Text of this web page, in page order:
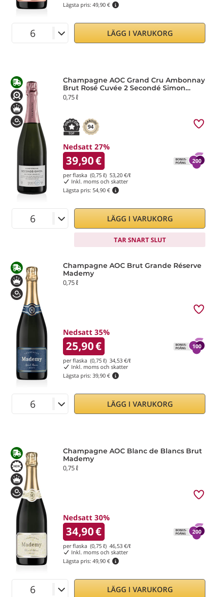
Lägsta pris: 49,90 €
LÄGG I VARUKORG
Champagne AOC Grand Cru Ambonnay
Brut Rosé Cuvée 2 Secondé Simon
Laurier
0,75 ℓ
94
Nedsatt 27%
39,90€
per flaska (0,75 ℓ) 53,20 €/ℓ
Inkl. moms och skatter
Lägsta pris: 54,90 €
LÄGG I VARUKORG
TAR SNART SLUT
Champagne AOC Brut Grande Réserve
Mademy
0,75 ℓ
Nedsatt 35%
25,90€
per flaska (0,75 ℓ) 34,53 €/ℓ
Inkl. moms och skatter
Lägsta pris: 39,90 €
LÄGG I VARUKORG
Champagne AOC Blanc de Blancs Brut
Mademy
0,75 ℓ
Nedsatt 30%
34,90€
per flaska (0,75 ℓ) 46,53 €/ℓ
Inkl. moms och skatter
Lägsta pris: 49,90 €
LÄGG I VARUKORG